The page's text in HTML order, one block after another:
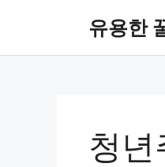
유용한
청년